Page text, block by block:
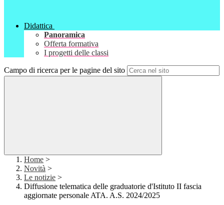
Didattica
Panoramica
Offerta formativa
I progetti delle classi
Campo di ricerca per le pagine del sito
Home >
Novità >
Le notizie >
Diffusione telematica delle graduatorie d'Istituto II fascia
aggiornate personale ATA. A.S. 2024/2025